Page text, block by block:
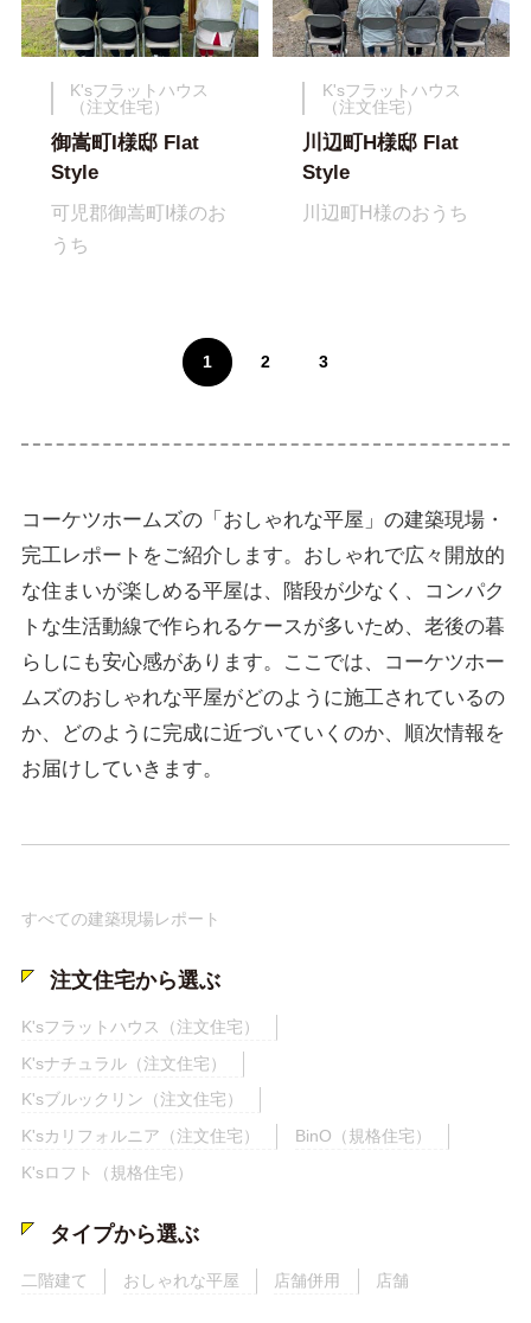
K'sフラットハウス
（注文住宅）
御嵩町I様邸 Flat
Style
可児郡御嵩町I様のお
うち
K'sフラットハウス
（注文住宅）
川辺町H様邸 Flat
Style
川辺町H様のおうち
1 2 3
コーケツホームズの「おしゃれな平屋」の建築現場・
完工レポートをご紹介します。おしゃれで広々開放的
な住まいが楽しめる平屋は、階段が少なく、コンパク
トな生活動線で作られるケースが多いため、老後の暮
らしにも安心感があります。ここでは、コーケツホー
ムズのおしゃれな平屋がどのように施工されているの
か、どのように完成に近づいていくのか、順次情報を
お届けしていきます。
すべての建築現場レポート
注文住宅から選ぶ
K'sフラットハウス（注文住宅）
K'sナチュラル（注文住宅）
K'sブルックリン（注文住宅）
K'sカリフォルニア（注文住宅）
BinO（規格住宅）
K'sロフト（規格住宅）
タイプから選ぶ
二階建て おしゃれな平屋 店舗併用 店舗